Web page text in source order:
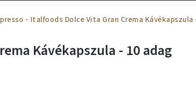
- Italfoods Dolce Vita Gran Crema Kávékapszula
Kávékapszula - 10 adag